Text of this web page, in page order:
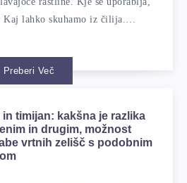
Kaj lahko skuhamo iz čilija.…
Preberi Več
in timijan: kakšna je razlika
in drugim, možnost
vrtnih zelišč s podobnim